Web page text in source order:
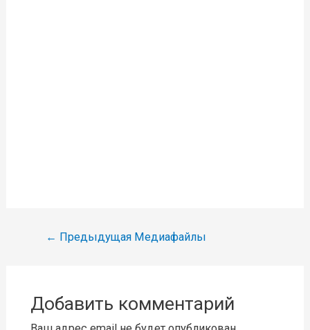
Навигация
← Предыдущая Медиафайлы
Добавить комментарий